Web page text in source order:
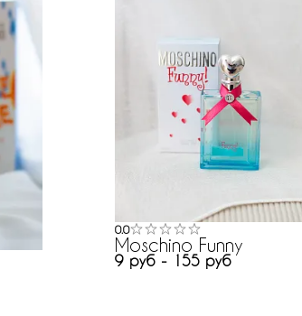
0.0
Moschino Funny
9 руб - 155 руб